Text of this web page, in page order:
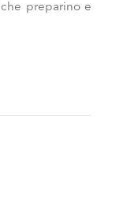
preparino e